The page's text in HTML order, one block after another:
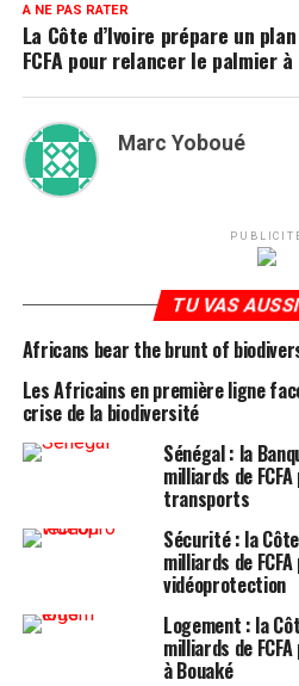
A NE PAS RATER
La Côte d’Ivoire prépare un
FCFA pour relancer le palmier
Marc Yoboué
TU VAS
Africans bear the brunt of
Les Africains en première ligne
crise de la biodiversité
Sénégal : la
milliards de
transports
Sécurité : la
milliards de
vidéoprotection
Logement : la
milliards de
à Bouaké